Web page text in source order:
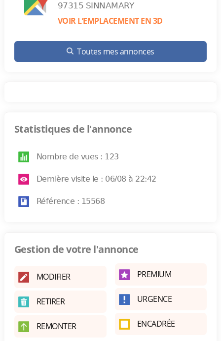
97315 SINNAMARY
VOIR L’EMPLACEMENT EN 3D
Toutes mes annonces
Statistiques de l'annonce
Nombre de vues : 123
Dernière visite le : 06/08 à 22:42
Référence : 15568
Gestion de votre l'annonce
MODIFIER
RETIRER
REMONTER
PREMIUM
URGENCE
ENCADRÉE